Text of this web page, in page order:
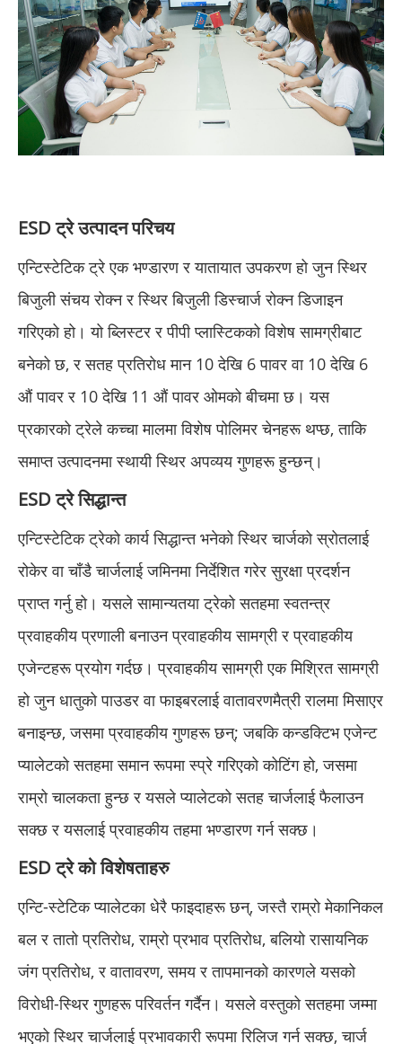
ESD ट्रे उत्पादन परिचय
एन्टिस्टेटिक ट्रे एक भण्डारण र यातायात उपकरण हो जुन स्थिर
बिजुली संचय रोक्न र स्थिर बिजुली डिस्चार्ज रोक्न डिजाइन
गरिएको हो। यो ब्लिस्टर र पीपी प्लास्टिकको विशेष सामग्रीबाट
बनेको छ, र सतह प्रतिरोध मान 10 देखि 6 पावर वा 10 देखि 6
औं पावर र 10 देखि 11 औं पावर ओमको बीचमा छ। यस
प्रकारको ट्रेले कच्चा मालमा विशेष पोलिमर चेनहरू थप्छ, ताकि
समाप्त उत्पादनमा स्थायी स्थिर अपव्यय गुणहरू हुन्छन्।
ESD ट्रे सिद्धान्त
एन्टिस्टेटिक ट्रेको कार्य सिद्धान्त भनेको स्थिर चार्जको स्रोतलाई
रोकेर वा चाँडै चार्जलाई जमिनमा निर्देशित गरेर सुरक्षा प्रदर्शन
प्राप्त गर्नु हो। यसले सामान्यतया ट्रेको सतहमा स्वतन्त्र
प्रवाहकीय प्रणाली बनाउन प्रवाहकीय सामग्री र प्रवाहकीय
एजेन्टहरू प्रयोग गर्दछ। प्रवाहकीय सामग्री एक मिश्रित सामग्री
हो जुन धातुको पाउडर वा फाइबरलाई वातावरणमैत्री रालमा मिसाएर
बनाइन्छ, जसमा प्रवाहकीय गुणहरू छन्; जबकि कन्डक्टिभ एजेन्ट
प्यालेटको सतहमा समान रूपमा स्प्रे गरिएको कोटिंग हो, जसमा
राम्रो चालकता हुन्छ र यसले प्यालेटको सतह चार्जलाई फैलाउन
सक्छ र यसलाई प्रवाहकीय तहमा भण्डारण गर्न सक्छ।
ESD ट्रे को विशेषताहरु
एन्टि-स्टेटिक प्यालेटका धेरै फाइदाहरू छन्, जस्तै राम्रो मेकानिकल
बल र तातो प्रतिरोध, राम्रो प्रभाव प्रतिरोध, बलियो रासायनिक
जंग प्रतिरोध, र वातावरण, समय र तापमानको कारणले यसको
विरोधी-स्थिर गुणहरू परिवर्तन गर्दैन। यसले वस्तुको सतहमा जम्मा
भएको स्थिर चार्जलाई प्रभावकारी रूपमा रिलिज गर्न सक्छ, चार्ज